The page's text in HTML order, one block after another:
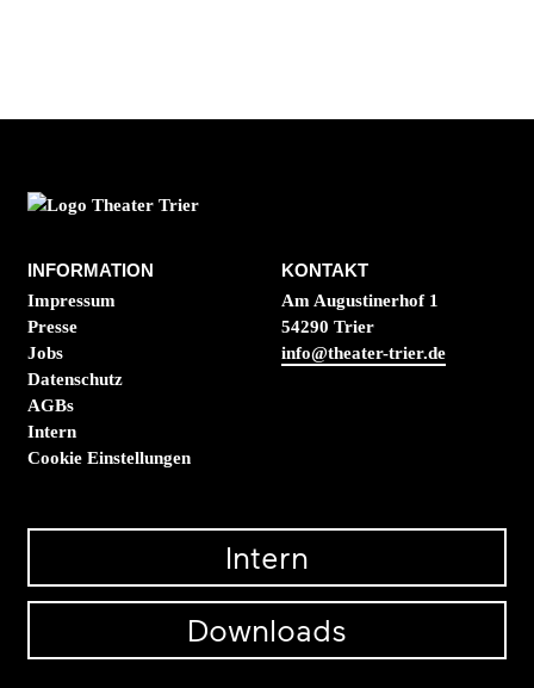
INFORMATION
Impressum
Presse
Jobs
Datenschutz
AGBs
Intern
Cookie Einstellungen
KONTAKT
Am Augustinerhof 1
54290 Trier
info@theater-trier.de
Intern
Downloads